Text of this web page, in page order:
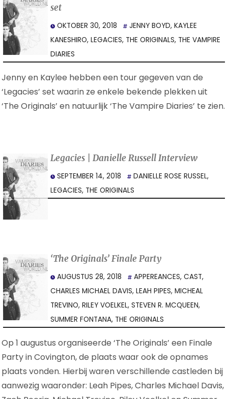
set
OKTOBER 30, 2018 JENNY BOYD,KAYLEE
KANESHIRO,LEGACIES, THE ORIGINALS, THE VAMPIRE
DIARIES
Jenny en Kaylee hebben een tour gegeven van de
‘Legacies’ set waarin ze enkele bekende plekken uit
‘The Originals’ en natuurlijk ‘The Vampire Diaries’ te zien.
Legacies | Danielle Russell Interview
SEPTEMBER 14, 2018 DANIELLE ROSE RUSSEL,
LEGACIES, THE ORIGINALS
‘The Originals’ Finale Party
AUGUSTUS 28, 2018 APPEREANCES,CAST,
CHARLES MICHAEL DAVIS,LEAH PIPES,MICHEAL
TREVINO,RILEY VOELKEL,STEVEN R. MCQUEEN,
SUMMER FONTANA, THE ORIGINALS
Op 1 augustus organiseerde ‘The Originals’ een Finale
Party in Covington, de plaats waar ook de opnames
plaats vonden. Hierbij waren verschillende castleden bij
aanwezig waaronder: Leah Pipes, Charles Michael Davis,